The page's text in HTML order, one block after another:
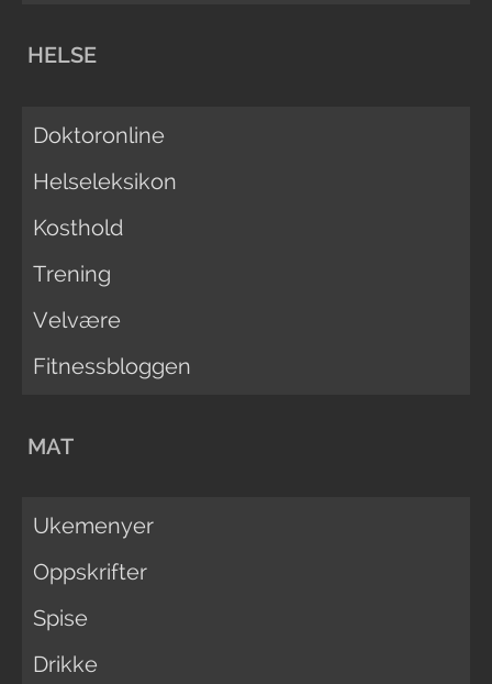
HELSE
Doktoronline
Helseleksikon
Kosthold
Trening
Velvære
Fitnessbloggen
MAT
Ukemenyer
Oppskrifter
Spise
Drikke